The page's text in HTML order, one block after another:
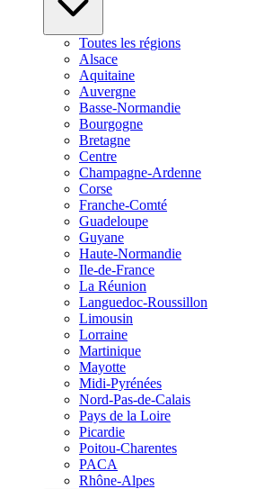
Toutes les régions
Alsace
Aquitaine
Auvergne
Basse-Normandie
Bourgogne
Bretagne
Centre
Champagne-Ardenne
Corse
Franche-Comté
Guadeloupe
Guyane
Haute-Normandie
Ile-de-France
La Réunion
Languedoc-Roussillon
Limousin
Lorraine
Martinique
Mayotte
Midi-Pyrénées
Nord-Pas-de-Calais
Pays de la Loire
Picardie
Poitou-Charentes
PACA
Rhône-Alpes